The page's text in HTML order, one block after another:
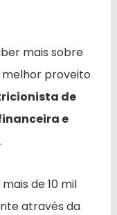
mais sobre
melhor proveito
de
e
de 10 mil
através da